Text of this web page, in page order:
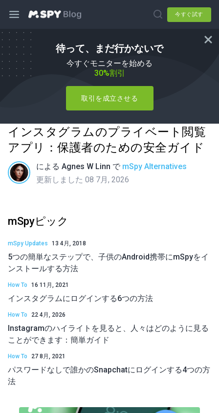
今すぐ試す
待って、まだ行かないで
今すぐモニターを始める
30%割引
取引を成立させる
インスタグラムのプライベート閲覧
アプリ：保護者のための安全ガイド
による Agnes W Linn で mSpy Alternatives
更新しました 08 7月, 2026
mSpyピック
mSpy Updates 13 4月, 2018
5つの簡単なステップで、子供のAndroid携帯にmSpyをイ
ンストールする方法
How To 16 11月, 2021
インスタグラムにログインする6つの方法
How To 22 4月, 2026
Instagramのハイライトを見ると、人々はどのように見る
ことができます：簡単ガイド
How To 27 8月, 2021
パスワードなしで誰かのSnapchatにログインする4つの方
法